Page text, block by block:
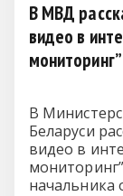
В МВД
видео в
мониторинг”
В
Беларуси
видео в
начальника